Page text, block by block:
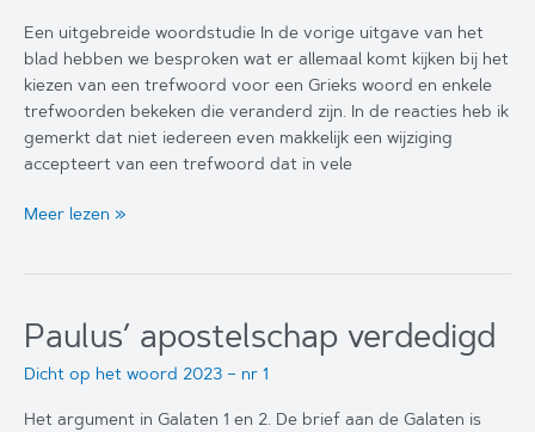
Een uitgebreide woordstudie In de vorige uitgave van het
blad hebben we besproken wat er allemaal komt kijken bij het
kiezen van een trefwoord voor een Grieks woord en enkele
trefwoorden bekeken die veranderd zijn. In de reacties heb ik
gemerkt dat niet iedereen even makkelijk een wijziging
accepteert van een trefwoord dat in vele
Verwachting
Meer lezen »
Paulus’ apostelschap verdedigd
Dicht op het woord 2023 – nr 1
Het argument in Galaten 1 en 2. De brief aan de Galaten is